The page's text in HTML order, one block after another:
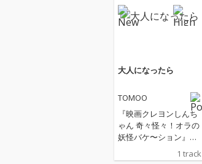
大人になったら
TOMOO
『映画クレヨンしんち
ゃん 奇々怪々！オラの
妖怪バケ〜ション』主
1 track